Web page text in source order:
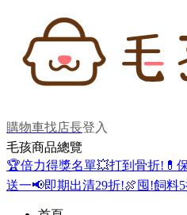
購物車找店長登入
毛孩商品總覽
🏆倍力得獎名單💥打到骨折! 💊
送一📢即期出清29折!🍖囤!飼料